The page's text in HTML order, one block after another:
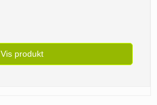
Vis produkt